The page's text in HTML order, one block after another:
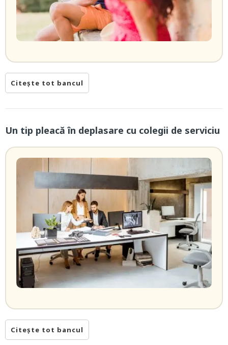
Citește tot bancul
Un tip pleacă în deplasare cu colegii de serviciu
Citește tot bancul